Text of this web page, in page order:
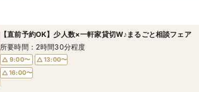
9:00〜
13:00〜
16:00〜
【直前予約OK】少人数×一軒家貸切W♪まるごと相談フェア
所要時間：2時間30分程度
9:00〜
13:00〜
16:00〜